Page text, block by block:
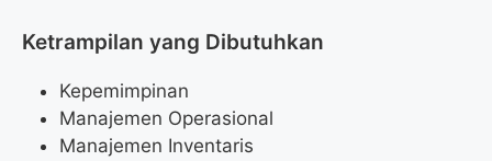
Ketrampilan yang Dibutuhkan
Kepemimpinan
Manajemen Operasional
Manajemen Inventaris